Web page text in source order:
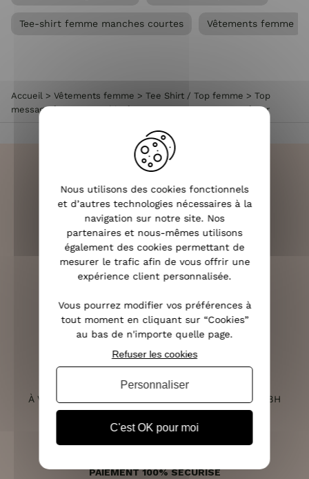
Tee-shirt femme manches courtes Vêtements femme
Accueil > Vêtements femme > Tee Shirt / Top femme > Top
message femme >T-shirt femme vert more amor por favor
LIVRAISON RAPIDE
OFFERTE DÈS 70€
(VOIR LES CONDITIONS)
SERVICE CLIENT
À VOTRE ÉCOUTE DU LUNDI AU SAMEDI DE 10H À 18H
PAIEMENT 100% SÉCURISÉ
Nous utilisons des cookies fonctionnels
et d’autres technologies nécessaires à la
navigation sur notre site. Nos
partenaires et nous-mêmes utilisons
également des cookies permettant de
mesurer le trafic afin de vous offrir une
expérience client personnalisée.
Vous pourrez modifier vos préférences à
tout moment en cliquant sur “Cookies”
au bas de n'importe quelle page.
C'est OK pour moi
Refuser les cookies
Personnaliser